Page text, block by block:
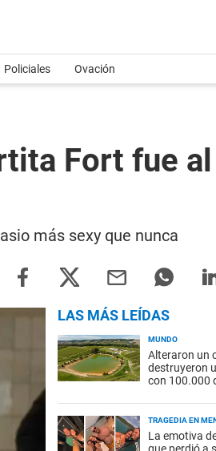
Policiales Ovación
Fort fue
más sexy que nunca
LAS MÁS LEÍDAS
MUNDO
Alteraron un
destruyeron
con 100.000
TRAGEDIA EN
La emotiva